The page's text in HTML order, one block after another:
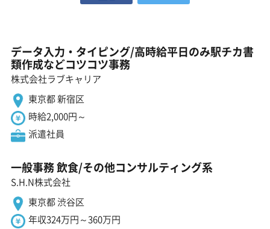
データ入力・タイピング/高時給平日のみ駅チカ書
類作成などコツコツ事務
株式会社ラブキャリア
東京都 新宿区
時給2,000円～
派遣社員
一般事務 飲食/その他コンサルティング系
S.H.N株式会社
東京都 渋谷区
年収324万円～360万円